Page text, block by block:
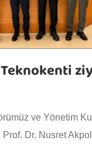
Teknokenti
ve Yönetim
Prof. Dr. Nusret